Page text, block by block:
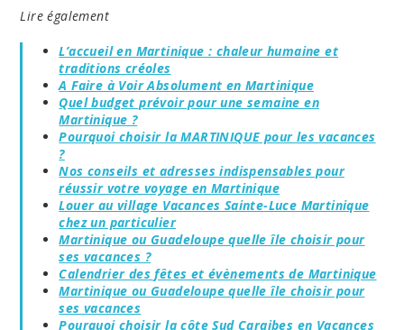
Lire également
L’accueil en Martinique : chaleur humaine et
traditions créoles
A Faire à Voir Absolument en Martinique
Quel budget prévoir pour une semaine en
Martinique ?
Pourquoi choisir la MARTINIQUE pour les vacances
?
Nos conseils et adresses indispensables pour
réussir votre voyage en Martinique
Louer au village Vacances Sainte-Luce Martinique
chez un particulier
Martinique ou Guadeloupe quelle île choisir pour
ses vacances ?
Calendrier des fêtes et évènements de Martinique
Martinique ou Guadeloupe quelle île choisir pour
ses vacances
Pourquoi choisir la côte Sud Caraibes en Vacances